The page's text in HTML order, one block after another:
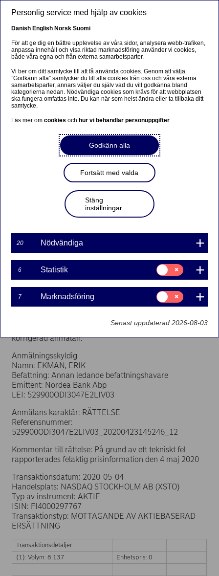
Beklager...
Siden findes desværre ikke på dansk
Bliv på siden|Fortsæt til en relateret side på dansk
RÄTTELSE: Transaktioner
utförda av personer i
ledande ställning
Ledningens transaktioner | 2020-05-05 14:05
Nordea Bank Abp – Börsmeddelande – Transaktioner
utförda av personer i ledande ställning
Anmälan om transaktioner enligt artikel 19 i EU:s
marknadsmissbruksförordning
Rättelse till Nordea Bank Abps börsmeddelande
angående transaktioner utförda av personer i ledande
ställning den 4 maj 2020. På grund av ett tekniskt fel
rapporterades felaktig prisinformation. Nedan
korrigerad anmälan.
Anmälningsskyldig
Namn: EKMAN, ERIK
Befattning: Annan ledande befattningshavare
Emittent: Nordea Bank Abp
LEI: 529900ODI3047E2LIV03
Anmälans karaktär: RÄTTELSE
Referensnummer:
529900ODI3047E2LIV03_20200423145246_12
Kommentar till rättelse: På grund av ett tekniskt fel
rapporterades felaktig prisinformation den 4 maj 2020
Transaktionsdatum: 2020-05-04
Handelsplats: NASDAQ STOCKHOLM AB (XSTO)
Typ av instrument: AKTIE
ISIN: FI4000297767
Transaktionstyp: MOTTAGANDE AV AKTIEBASERAD
ERSÄTTNING
Transaktionsdetaljer
(1): Volym: 8 137
Enhetspris: 0
Personlig service med hjälp av cookies
Danish English Norsk Suomi
För att ge dig en bättre upplevelse av våra sidor, analysera webb-trafiken,
anpassa innehåll och visa riktad marknadsföring använder vi cookies,
både våra egna och från externa samarbetsparter.
Vi ber om ditt samtycke till att få använda cookies. Genom att välja
”Godkänn alla” samtycker du till alla cookies från oss och våra externa
samarbetsparter, annars väljer du själv vad du vill godkänna bland
kategorierna nedan. Nödvändiga cookies som krävs för att webbplatsen
ska fungera omfattas inte. Du kan när som helst ändra eller ta tillbaka ditt
samtycke.
Läs mer omcookiesoch hur vi behandlar personuppgifter .
Godkänn alla
Fortsätt med valda
Stäng
inställningar
20 Nödvändiga
6 Statistik
Samtycke
för:
Statistik
7 Marknadsföring
Samtycke
för:
Marknadsföring
Senast uppdaterad 2026-08-03